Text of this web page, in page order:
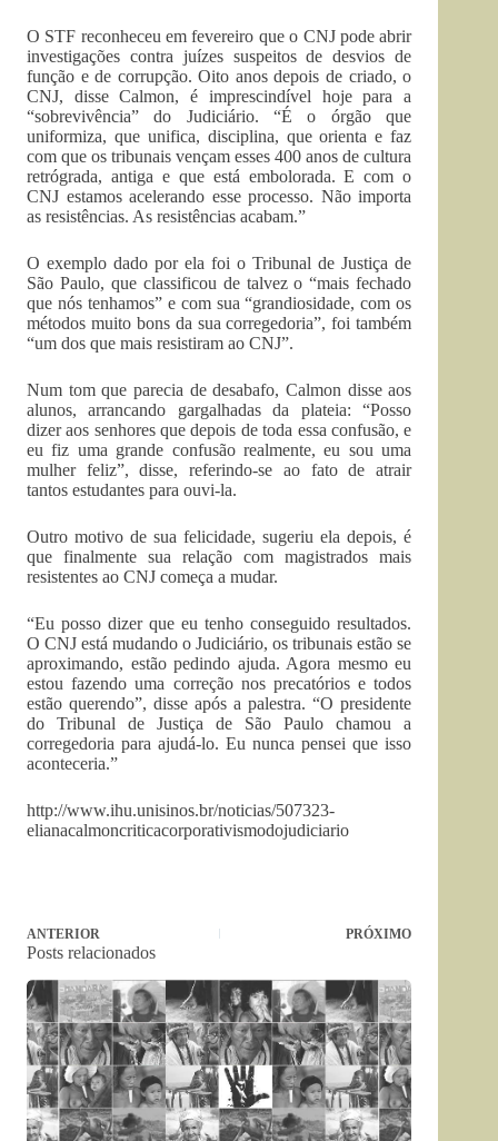
O STF reconheceu em fevereiro que o CNJ pode abrir
investigações contra juízes suspeitos de desvios de
função e de corrupção. Oito anos depois de criado, o
CNJ, disse Calmon, é imprescindível hoje para a
“sobrevivência” do Judiciário. “É o órgão que
uniformiza, que unifica, disciplina, que orienta e faz
com que os tribunais vençam esses 400 anos de cultura
retrógrada, antiga e que está embolorada. E com o
CNJ estamos acelerando esse processo. Não importa
as resistências. As resistências acabam.”
O exemplo dado por ela foi o Tribunal de Justiça de
São Paulo, que classificou de talvez o “mais fechado
que nós tenhamos” e com sua “grandiosidade, com os
métodos muito bons da sua corregedoria”, foi também
“um dos que mais resistiram ao CNJ”.
Num tom que parecia de desabafo, Calmon disse aos
alunos, arrancando gargalhadas da plateia: “Posso
dizer aos senhores que depois de toda essa confusão, e
eu fiz uma grande confusão realmente, eu sou uma
mulher feliz”, disse, referindo-se ao fato de atrair
tantos estudantes para ouvi-la.
Outro motivo de sua felicidade, sugeriu ela depois, é
que finalmente sua relação com magistrados mais
resistentes ao CNJ começa a mudar.
“Eu posso dizer que eu tenho conseguido resultados.
O CNJ está mudando o Judiciário, os tribunais estão se
aproximando, estão pedindo ajuda. Agora mesmo eu
estou fazendo uma correção nos precatórios e todos
estão querendo”, disse após a palestra. “O presidente
do Tribunal de Justiça de São Paulo chamou a
corregedoria para ajudá-lo. Eu nunca pensei que isso
aconteceria.”
http://www.ihu.unisinos.br/noticias/507323-
elianacalmoncriticacorporativismodojudiciario
ANTERIOR PRÓXIMO
Posts relacionados